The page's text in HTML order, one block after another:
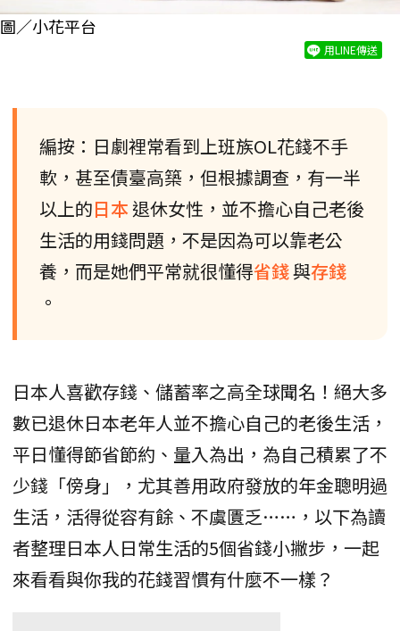
圖／小花平台
用LINE傳送
編按：日劇裡常看到上班族OL花錢不手
軟，甚至債臺高築，但根據調查，有一半
以上的日本 退休女性，並不擔心自己老後
生活的用錢問題，不是因為可以靠老公
養，而是她們平常就很懂得省錢與存錢
。
日本人喜歡存錢、儲蓄率之高全球聞名！絕大多
數已退休日本老年人並不擔心自己的老後生活，
平日懂得節省節約、量入為出，為自己積累了不
少錢「傍身」，尤其善用政府發放的年金聰明過
生活，活得從容有餘、不虞匱乏……，以下為讀
者整理日本人日常生活的5個省錢小撇步，一起
來看看與你我的花錢習慣有什麼不一樣？